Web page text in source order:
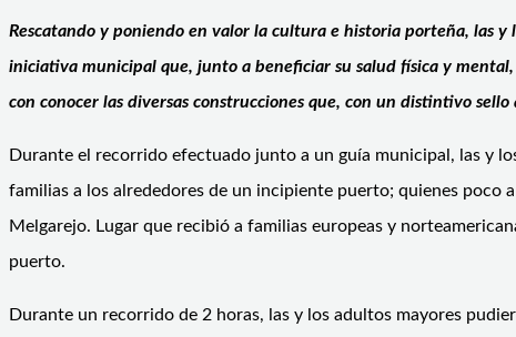
Rescatando y poniendo en valor la cultura e historia porteña, las
iniciativa municipal que, junto a beneficiar su salud física y
con conocer las diversas construcciones que, con un distintivo
Durante el recorrido efectuado junto a un guía municipal, las y
familias a los alrededores de un incipiente puerto; quienes poco
Melgarejo. Lugar que recibió a familias europeas y
puerto.
Durante un recorrido de 2 horas, las y los adultos mayores